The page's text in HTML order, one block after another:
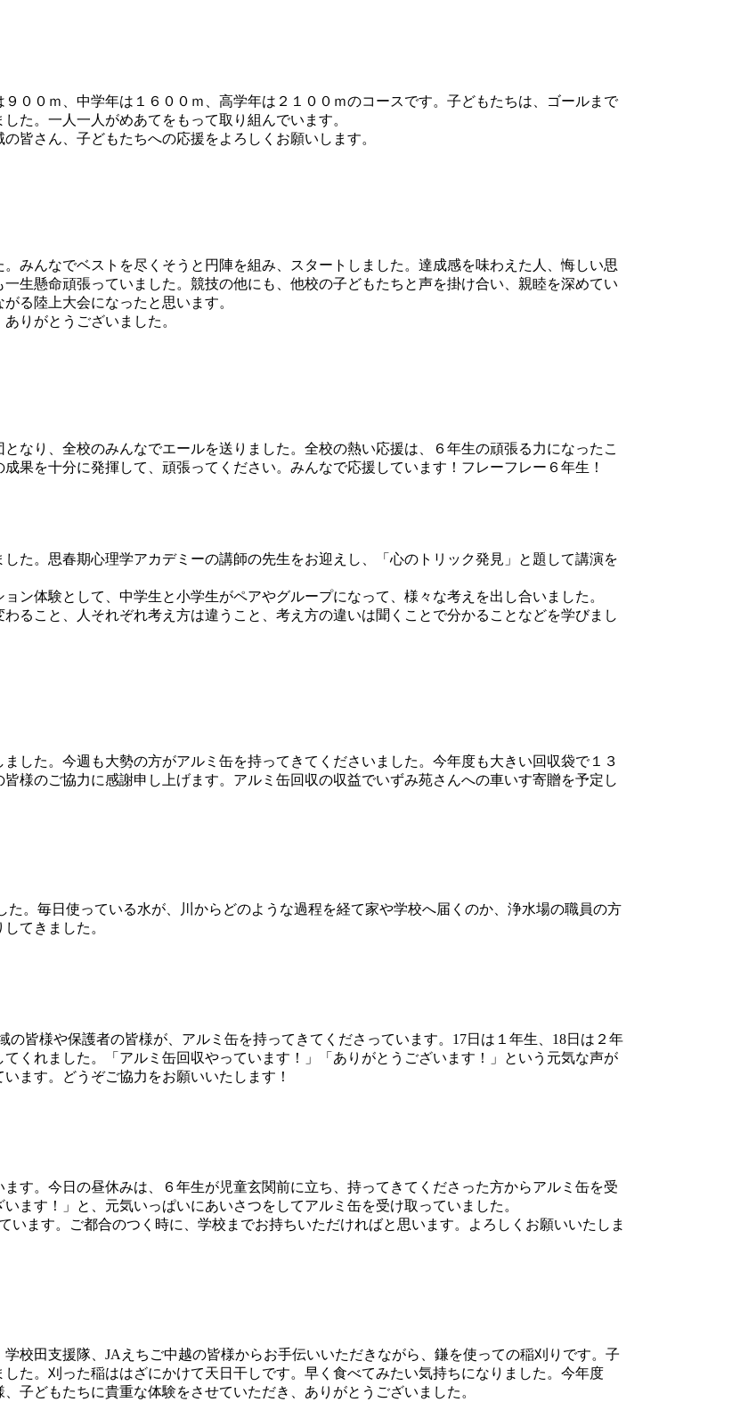
００ｍ、中学年は１６００ｍ、高学年は２１００ｍのコースです。子どもたちは、ゴールまで
た。一人一人がめあてをもって取り組んでいます。
皆さん、子どもたちへの応援をよろしくお願いします。
みんなでベストを尽くそうと円陣を組み、スタートしました。達成感を味わえた人、悔しい思
生懸命頑張っていました。競技の他にも、他校の子どもたちと声を掛け合い、親睦を深めてい
る陸上大会になったと思います。
りがとうございました。
なり、全校のみんなでエールを送りました。全校の熱い応援は、６年生の頑張る力になったこ
果を十分に発揮して、頑張ってください。みんなで応援しています！フレーフレー６年生！
た。思春期心理学アカデミーの講師の先生をお迎えし、「心のトリック発見」と題して講演を
ン体験として、中学生と小学生がペアやグループになって、様々な考えを出し合いました。
ること、人それぞれ考え方は違うこと、考え方の違いは聞くことで分かることなどを学びまし
した。今週も大勢の方がアルミ缶を持ってきてくださいました。今年度も大きい回収袋で１３
様のご協力に感謝申し上げます。アルミ缶回収の収益でいずみ苑さんへの車いす寄贈を予定し
。毎日使っている水が、川からどのような過程を経て家や学校へ届くのか、浄水場の職員の方
てきました。
皆様や保護者の皆様が、アルミ缶を持ってきてくださっています。17日は１年生、18日は２年
くれました。「アルミ缶回収やっています！」「ありがとうございます！」という元気な声が
ます。どうぞご協力をお願いいたします！
す。今日の昼休みは、６年生が児童玄関前に立ち、持ってきてくださった方からアルミ缶を受
ます！」と、元気いっぱいにあいさつをしてアルミ缶を受け取っていました。
ます。ご都合のつく時に、学校までお持ちいただければと思います。よろしくお願いいたしま
校田支援隊、JAえちご中越の皆様からお手伝いいただきながら、鎌を使っての稲刈りです。子
た。刈った稲ははざにかけて天日干しです。早く食べてみたい気持ちになりました。今年度
子どもたちに貴重な体験をさせていただき、ありがとうございました。